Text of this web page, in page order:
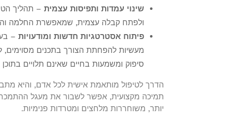
שינוי עמדות ותפיסות עצמית – תהליך
ולפתח קבלה עצמית, שמאפשרת החלמה
פיתוח אסטרטגיות חדשות ומודעויות –
מעשיות להפחתת הצורך בתכנים מסוימים,
סיפוק ומשמעות בחיים שאינם תלויים בתוכן
הדרך לטיפול מותאמת אישית לכל אדם, והיא
תמיכה מקצועית, אפשר לשבור את מעגל
יותר, משוחררות מלחצים ומטרדות פנימיות.